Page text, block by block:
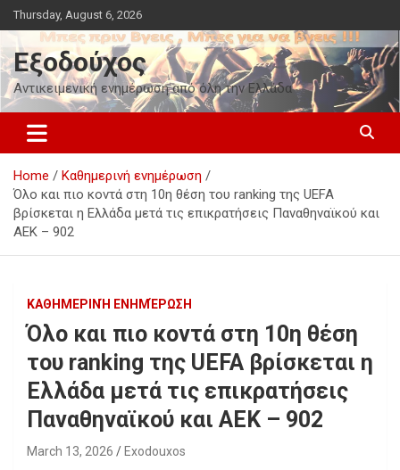
Skip
to
content
Thursday, August 6, 2026
Εξοδούχος
Αντικειμενική ενημέρωση από όλη την Ελλάδα
Home
Καθημερινή ενημέρωση
Όλο και πιο κοντά στη 10η θέση του ranking της UEFA
βρίσκεται η Ελλάδα μετά τις επικρατήσεις Παναθηναϊκού και
ΑΕΚ – 902
ΚΑΘΗΜΕΡΙΝΉ ΕΝΗΜΈΡΩΣΗ
Όλο και πιο κοντά στη 10η θέση
του ranking της UEFA βρίσκεται η
Ελλάδα μετά τις επικρατήσεις
Παναθηναϊκού και ΑΕΚ – 902
March 13, 2026 Exodouxos